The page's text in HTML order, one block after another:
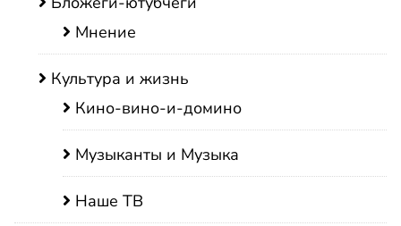
Мнение
Культура и жизнь
Кино-вино-и-домино
Музыканты и Музыка
Наше ТВ